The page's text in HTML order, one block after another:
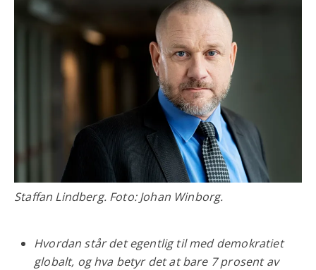
Staffan Lindberg. Foto: Johan Winborg.
Hvordan står det egentlig til med demokratiet
globalt, og hva betyr det at bare 7 prosent av